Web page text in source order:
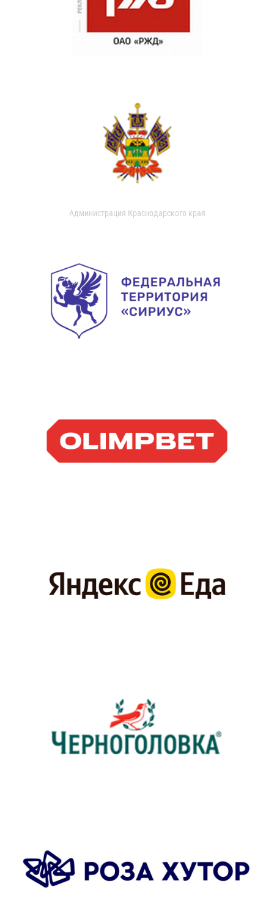
Администрация Краснодарского края